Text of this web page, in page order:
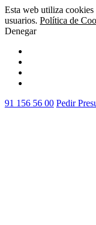
Esta web utiliza cookies
usuarios. Política de
DenegarVale
91 156 56 00 Pedir